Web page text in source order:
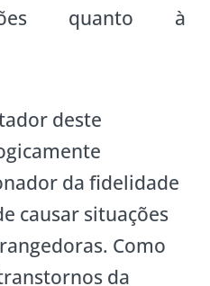
quanto à
deste
da fidelidade
causar situações
Como
da